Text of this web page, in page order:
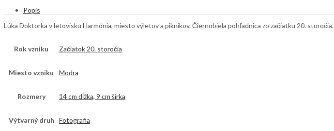
Popis
Lúka Doktorka v letovisku Harmónia, miesto výletov a piknikov. Čiernobiela pohľadnica zo začiatku 20. storočia.
Rok vzniku Začiatok 20. storočia
Miesto vzniku Modra
Rozmery 14 cm dĺžka, 9 cm šírka
Výtvarný druh Fotografia